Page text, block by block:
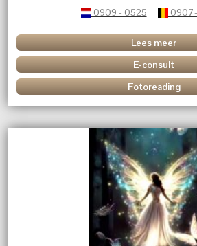
0909 - 0525
Lees meer
E-consult
Fotoreading